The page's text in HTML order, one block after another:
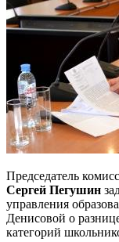
Председатель
Сергей Пегушин
управления
Денисовой о
категорий